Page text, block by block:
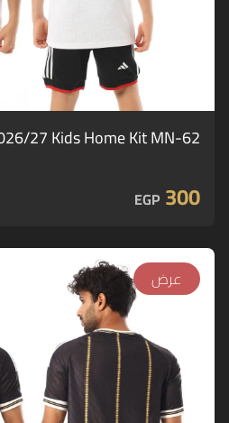
27 Kids Home Kit MN-62
300
EGP
عرض